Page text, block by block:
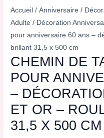
Accueil /Anniversaire /
Adulte / Décoration
pour anniversaire 60 ans –
brillant 31,5 x 500 cm
CHEMIN DE
POUR
–
ET OR –
31,5 X 500 CM